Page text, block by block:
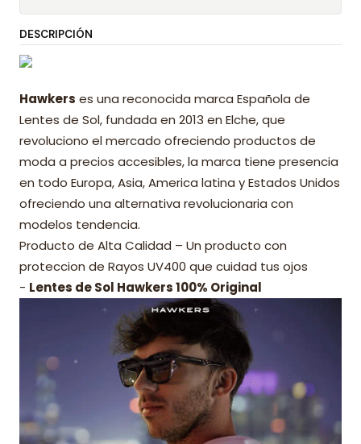
DESCRIPCIÓN
Hawkers es una reconocida marca Española de
Lentes de Sol, fundada en 2013 en Elche, que
revoluciono el mercado ofreciendo productos de
moda a precios accesibles, la marca tiene presencia
en todo Europa, Asia, America latina y Estados Unidos
ofreciendo una alternativa revolucionaria con
modelos tendencia.
Producto de Alta Calidad – Un producto con
proteccion de Rayos UV400 que cuidad tus ojos
- Lentes de Sol Hawkers 100% Original